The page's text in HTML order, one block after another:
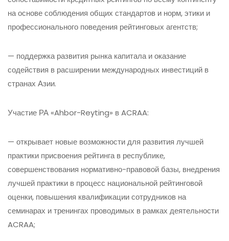
на основе соблюдения общих стандартов и норм, этики и
профессионального поведения рейтинговых агентств;
— поддержка развития рынка капитала и оказание
содействия в расширении международных инвестиций в
странах Азии.
Участие РА «Ahbor-Reyting» в ACRAA:
— открывает новые возможности для развития лучшей
практики присвоения рейтинга в республике,
совершенствования нормативно-правовой базы, внедрения
лучшей практики в процесс национальной рейтинговой
оценки, повышения квалификации сотрудников на
семинарах и тренингах проводимых в рамках деятельности
ACRAA;